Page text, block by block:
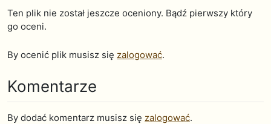
Ten plik nie został jeszcze oceniony. Bądź pierwszy który
go oceni.
By ocenić plik musisz się zalogować.
Komentarze
By dodać komentarz musisz się zalogować.